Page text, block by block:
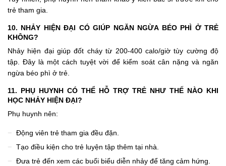
trẻ tham gia.
10. NHẢY HIỆN ĐẠI CÓ GIÚP NGĂN NGỪA BÉO PHÌ Ở TRẺ
KHÔNG?
Nhảy hiện đại giúp đốt cháy từ 200-400 calo/giờ tùy cường độ
tập. Đây là một cách tuyệt vời để kiểm soát cân nặng và ngăn
ngừa béo phì ở trẻ.
11. PHỤ HUYNH CÓ THỂ HỖ TRỢ TRẺ NHƯ THẾ NÀO KHI
HỌC NHẢY HIỆN ĐẠI?
Phụ huynh nên:
Động viên trẻ tham gia đều đặn.
Tạo điều kiện cho trẻ luyện tập thêm tại nhà.
Đưa trẻ đến xem các buổi biểu diễn nhảy để tăng cảm hứng.